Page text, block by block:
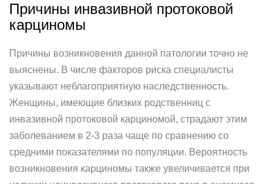
Причины инвазивной протоковой
карциномы
Причины возникновения данной патологии точно не
выяснены. В числе факторов риска специалисты
указывают неблагоприятную наследственность.
Женщины, имеющие близких родственниц с
инвазивной протоковой карциномой, страдают этим
заболеванием в 2-3 раза чаще по сравнению со
средними показателями по популяции. Вероятность
возникновения карциномы также увеличивается при